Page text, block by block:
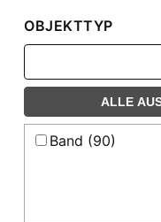
OBJEKTTYP
ALLE
Band (90)